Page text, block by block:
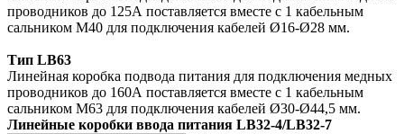
проводников до 125А поставляется вместе с 1 кабельным
сальником M40 для подключения кабелей Ø16-Ø28 мм.
Тип LB63
Линейная коробка подвода питания для подключения медных
проводников до 160А поставляется вместе с 1 кабельным
сальником M63 для подключения кабелей Ø30-Ø44,5 мм.
Линейные коробки ввода питания LB32-4/LB32-7